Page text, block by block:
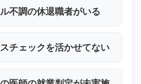
不調の休退職者がいる
チェックを活かせてな